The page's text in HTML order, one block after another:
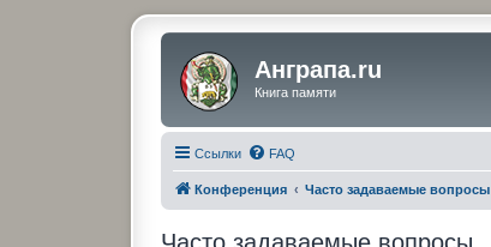
Анграпа.ru
Книга памяти
Ссылки FAQ
Конференция Часто задаваемые вопросы
Часто задаваемые вопросы